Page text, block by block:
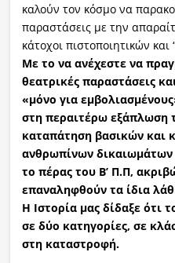
καλούν τον κόσμο να
παραστάσεις με την
κάτοχοι πιστοποιητικών και
Με το να ανέχεστε να
θεατρικές παραστάσεις
«μόνο για
στη περαιτέρω εξάπλωση
καταπάτηση βασικών και
ανθρωπίνων δικαιωμάτων
το πέρας του Β’ Π.Π,
επαναληφθούν τα ίδια
Η Ιστορία μας δίδαξε ότι
σε δύο κατηγορίες, σε
στη καταστροφή.